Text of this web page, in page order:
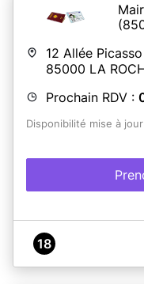
12 Allée Picasso
85000 LA
Prochain RDV :
Disponibilité mise à
18